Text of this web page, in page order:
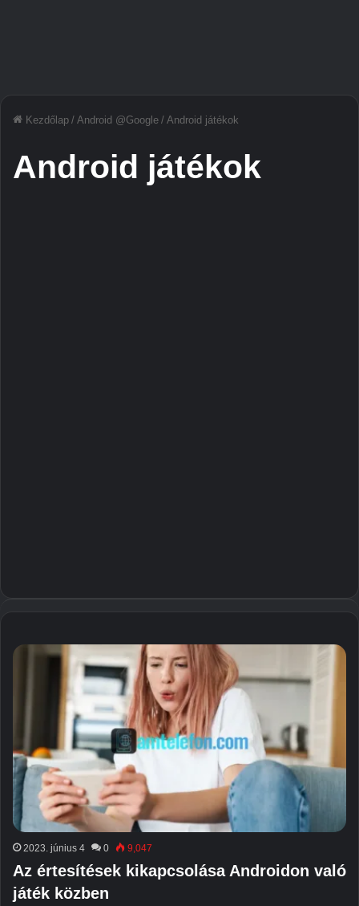
Kezdőlap / Android @Google / Android játékok
Android játékok
2023. június 4 0 9,047
Az értesítések kikapcsolása Androidon való
játék közben